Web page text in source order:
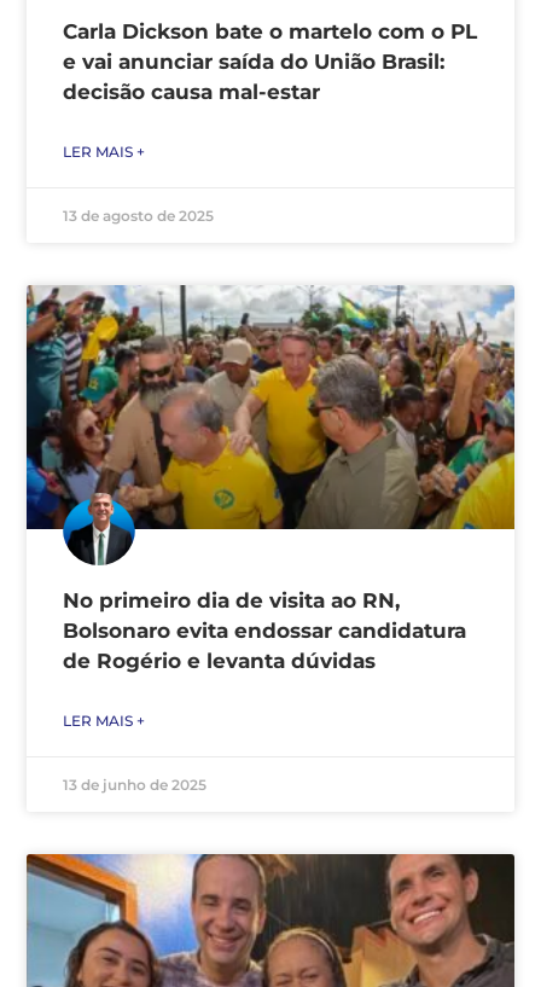
Carla Dickson bate o martelo com o PL
e vai anunciar saída do União Brasil:
decisão causa mal-estar
LER MAIS +
13 de agosto de 2025
No primeiro dia de visita ao RN,
Bolsonaro evita endossar candidatura
de Rogério e levanta dúvidas
LER MAIS +
13 de junho de 2025